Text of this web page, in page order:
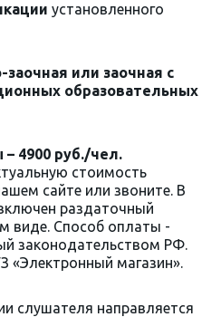
установленного
заочная или заочная с
образовательных
4900 руб./чел.
стоимость
сайте или звоните. В
раздаточный
виде. Способ оплаты -
законодательством РФ.
«Электронный магазин».
слушателя направляется